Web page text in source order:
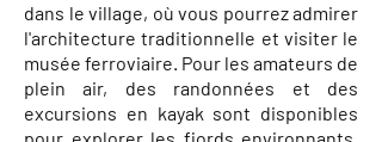
dans le village, où vous pourrez admirer
l'architecture traditionnelle et visiter le
musée ferroviaire. Pour les amateurs de
plein air, des randonnées et des
excursions en kayak sont disponibles